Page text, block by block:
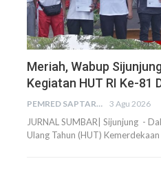
Meriah, Wabup
Kegiatan HUT RI Ke-81
PEMRED SAPTARIUS 3 Agu 2026
JURNAL SUMBAR| Sijunjung -
Ulang Tahun (HUT)